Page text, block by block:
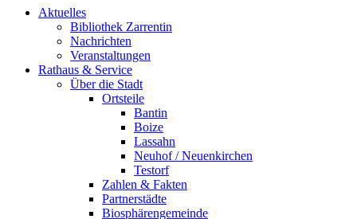
Aktuelles
Bibliothek Zarrentin
Nachrichten
Veranstaltungen
Rathaus & Service
Über die Stadt
Ortsteile
Bantin
Boize
Lassahn
Neuhof / Neuenkirchen
Testorf
Zahlen & Fakten
Partnerstädte
Biosphärengemeinde